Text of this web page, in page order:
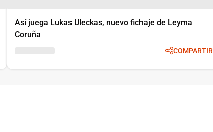
Así juega Lukas Uleckas, nuevo fichaje de Leyma
Coruña
COMPARTIR